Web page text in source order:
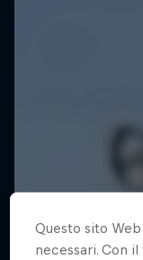
Questo sito
necessari. Con